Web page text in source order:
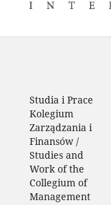
Studia i Prace
Kolegium
Zarządzania i
Finansów /
Studies and
Work of the
Collegium of
Management